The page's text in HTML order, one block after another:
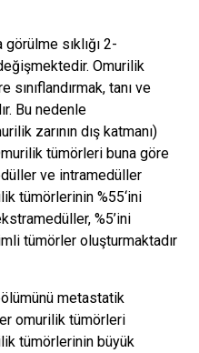
sıklığı 2-
Omurilik
tanı ve
Bu nedenle
zarının dış katmanı)
tümörleri buna göre
ve intramedüller
tümörlerinin %55‘ini
%5’ini
tümörler oluşturmaktadır
metastatik
omurilik tümörleri
tümörlerinin büyük